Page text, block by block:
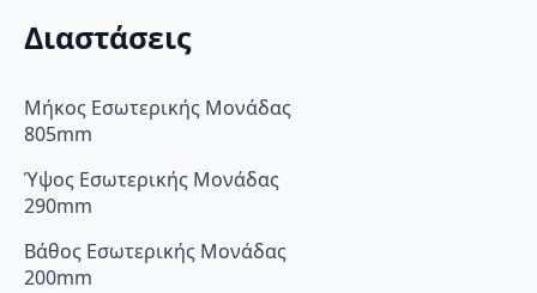
Διαστάσεις
Μήκος Εσωτερικής Μονάδας
805mm
Ύψος Εσωτερικής Μονάδας
290mm
Βάθος Εσωτερικής Μονάδας
200mm